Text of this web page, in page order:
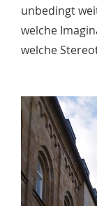
unbedingt
welche
welche